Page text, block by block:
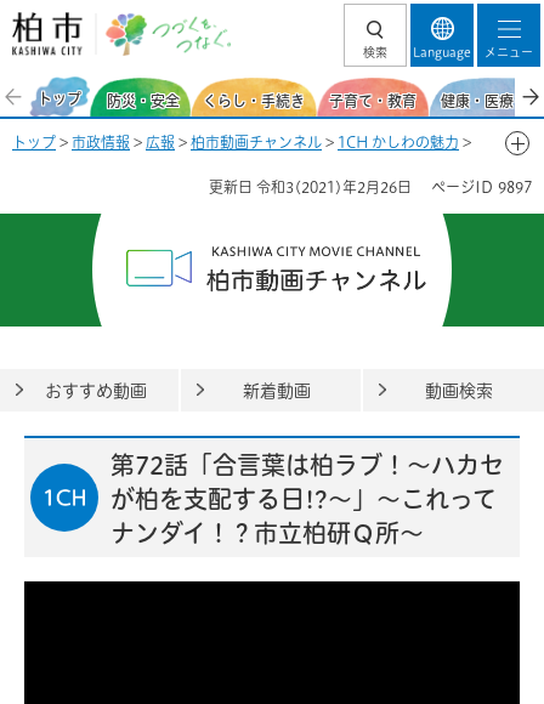
柏市 つづくを、
検索 Language メニュー
トップ 防災・安全 くらし・手続き 子育て・教育 健康・医療・
トップ > 市政情報 > 広報 > 柏市動画チャンネル > 1CH かしわの魅力 >
更新日 令和3(2021)年2月26日 ページID 9897
おすすめ動画 新着動画 動画検索
第72話「合言葉は柏ラブ！～ハカセ
が柏を支配する日!?～」～これって
ナンダイ！？市立柏研Ｑ所～